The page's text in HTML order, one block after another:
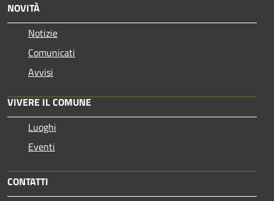
NOVITÀ
Notizie
Comunicati
Avvisi
VIVERE IL COMUNE
Luoghi
Eventi
CONTATTI